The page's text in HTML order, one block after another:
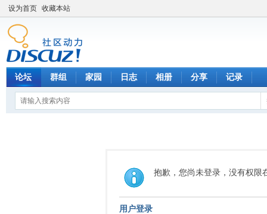
设为首页 收藏本站
论坛 群组 家园 日志 相册 分享 记录
抱歉，您尚未登录，没有权限
用户登录